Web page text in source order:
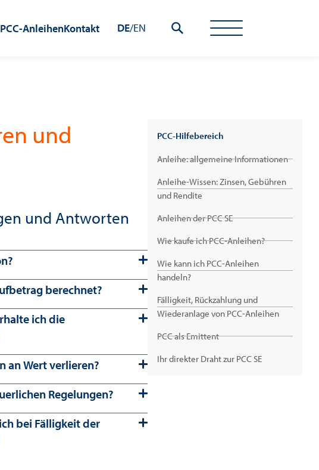
DE/EN
PCC-AnleihenKontakt
und
und Antworten
berechnet?
ich die
an Wert verlieren?
Regelungen?
bei Fälligkeit der
PCC-Hilfebereich
Anleihe: allgemeine Informationen
Anleihe-Wissen: Zinsen, Gebühren
und Rendite
Anleihen der PCC SE
Wie kaufe ich PCC-Anleihen?
Wie kann ich PCC-Anleihen
handeln?
Fälligkeit, Rückzahlung und
Wiederanlage von PCC-Anleihen
PCC als Emittent
Ihr direkter Draht zur PCC SE